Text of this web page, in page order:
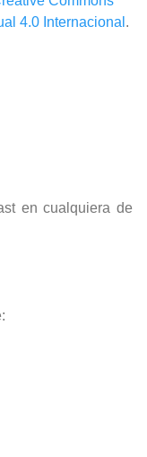
4.0 Internacional .
en cualquiera de